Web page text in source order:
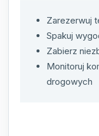
Zarezerwuj
Spakuj
Zabierz
Monitoruj
drogowych